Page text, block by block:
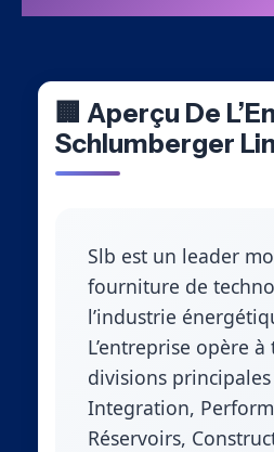
🏢 Aperçu De
Schlumberger
Slb est un leader
fourniture de
l’industrie
L’entreprise opère
divisions
Integration,
Réservoirs,